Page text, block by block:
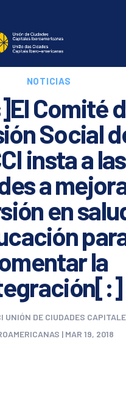
NOTICIAS
Comité
Social
insta a las
a
en
la
UNIÓN DE CIUDADES
| MAR 19, 2018